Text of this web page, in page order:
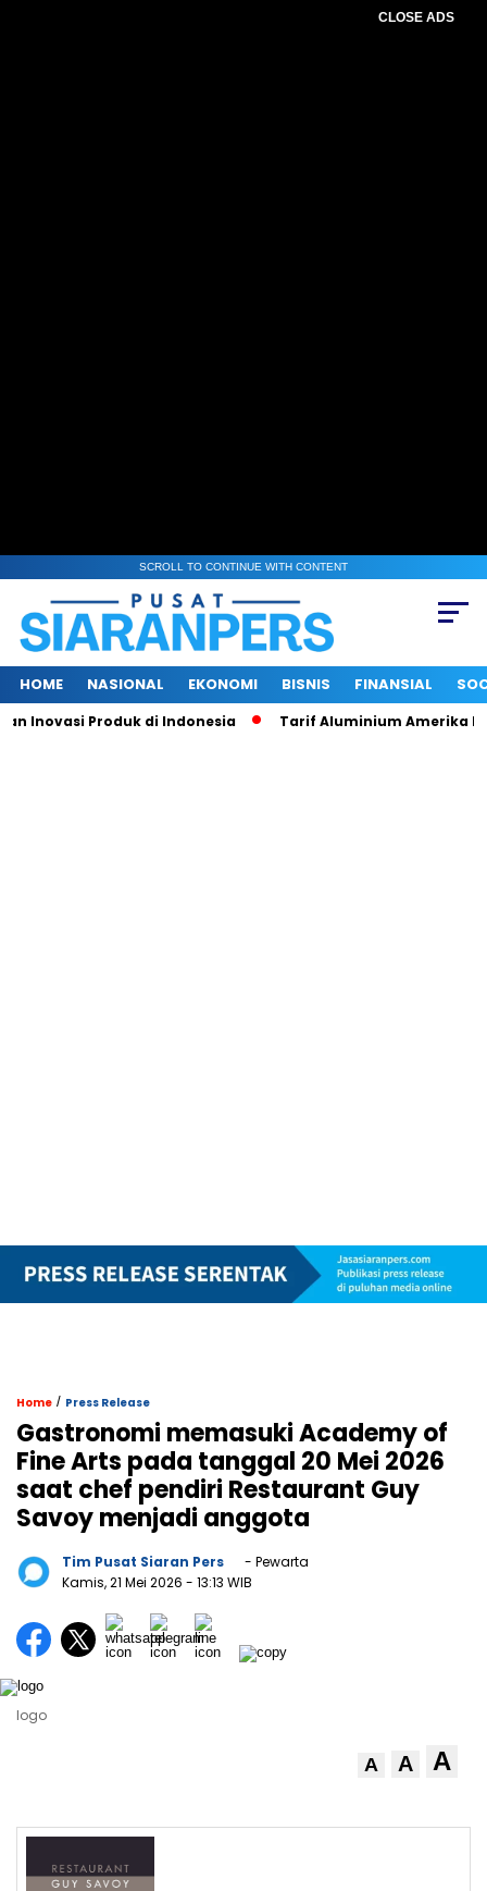
CLOSE ADS
SCROLL TO CONTINUE WITH CONTENT
HOME NASIONAL EKONOMI BISNIS FINANSIAL
Produk di Indonesia Tarif Aluminium Amerika Naik 50
Home / Press Release
Gastronomi memasuki Academy of
Fine Arts pada tanggal 20 Mei 2026
saat chef pendiri Restaurant Guy
Savoy menjadi anggota
Tim Pusat Siaran Pers
- Pewarta
Kamis, 21 Mei 2026 - 13:13 WIB
logo
A A A